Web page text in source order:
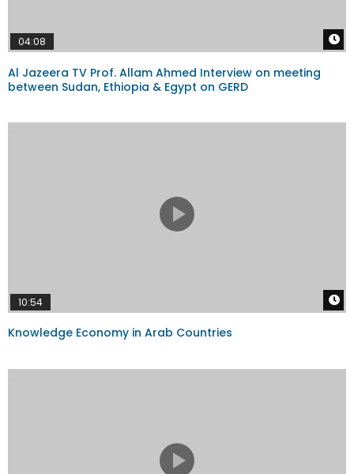
04:08
Al Jazeera TV Prof. Allam Ahmed Interview on meeting
between Sudan, Ethiopia & Egypt on GERD
10:54
Knowledge Economy in Arab Countries